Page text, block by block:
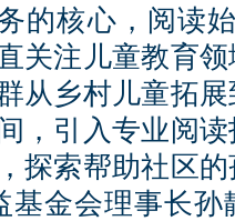
的核心，阅读
关注儿童教育
从乡村儿童拓
，引入专业阅
探索帮助社区
基金会理事长